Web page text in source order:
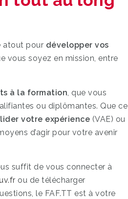
atout pour développer vos
vous soyez en mission, entre
à la formation , que vous
ou diplômantes. Que ce
votre expérience (VAE) ou
d’agir pour votre avenir
suffit de vous connecter à
ou de télécharger
le FAF.TT est à votre